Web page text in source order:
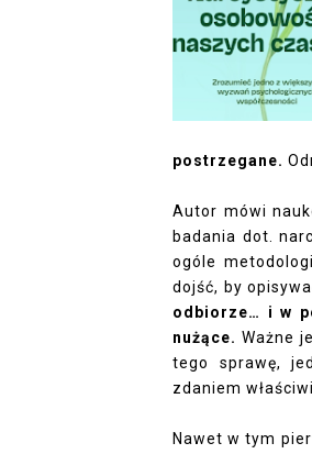
postrzegane.
Autor mówi
badania dot.
ogóle
dojść, by
odbiorze… i w
nużące.Ważne
tego sprawę,
zdaniem
Nawet w tym